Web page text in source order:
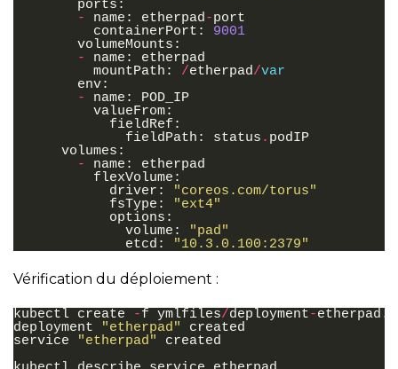
ports :
-
name : etherpad-port
containerPort :
9001
volumeMounts :
-
name :
etherpad
mountPath : /etherpad/var
env:
-
name :
POD_IP
valueFrom:
fieldRef :
fieldPath : status . podIP
volumes :
-
name :
etherpad
flexVolume :
driver :
"coreos.com/torus"
fsType :
"ext4"
options :
volume :
"pad"
etcd : "10.3.0.100:2379"
Vérification du déploiement :
kubectl create -f ymlfiles/deployment-etherpad .
deployment
"etherpad"
created
service
"etherpad"
created